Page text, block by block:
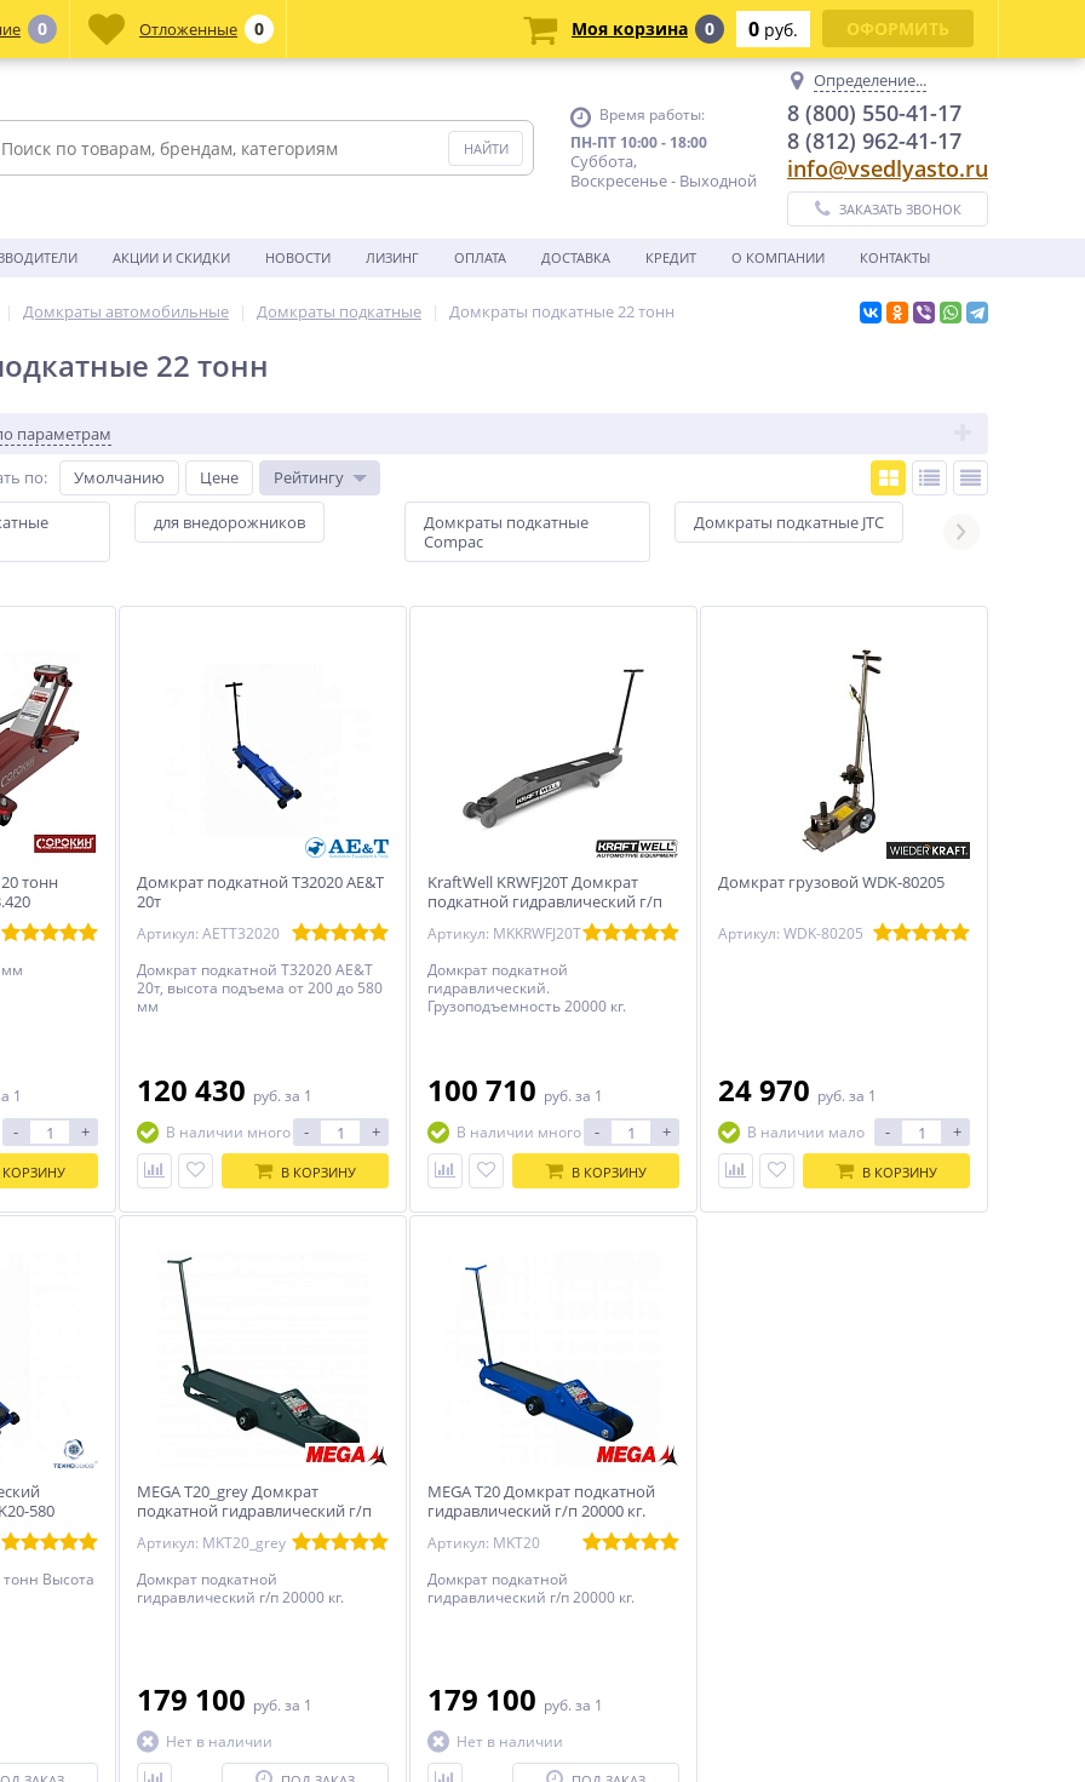
Время работы:
ПН-ПТ 10:00 - 18:00
Суббота,
Воскресенье - Выходной
Определение...
8 (800) 550-41-17
8 (812) 962-41-17
info@vsedlyasto.ru
ЗАКАЗАТЬ ЗВОНОК
АКЦИИ И СКИДКИ НОВОСТИ ЛИЗИНГ ОПЛАТА ДОСТАВКА КРЕДИТ О КОМПАНИИ КОНТАКТЫ
Домкраты автомобильные Домкраты подкатные Домкраты подкатные 22 тонн
22 тонн
параметрам
по: Умолчанию Цене Рейтингу
для внедорожников
Домкраты подкатные
Compac
Домкраты подкатные JTC
тонн
мм
1
- +
КОРЗИНУ
Домкрат подкатной Т32020 AE&T
20т
Артикул: AETT32020
Домкрат подкатной T32020 AE&T
20т, высота подъема от 200 до 580
мм
120 430 руб. за 1
В наличии много
- +
В КОРЗИНУ
KraftWell KRWFJ20T Домкрат
подкатной гидравлический г/п
Артикул: MKKRWFJ20T
Домкрат подкатной
гидравлический.
Грузоподъемность 20000 кг.
100 710 руб. за 1
В наличии много
- +
В КОРЗИНУ
Домкрат грузовой WDK-80205
Артикул: WDK-80205
24 970 руб. за 1
В наличии мало
- +
В КОРЗИНУ
580
тонн Высота
MEGA T20_grey Домкрат
подкатной гидравлический г/п
Артикул: MKT20_grey
Домкрат подкатной
гидравлический г/п 20000 кг.
179 100 руб. за 1
Нет в наличии
MEGA T20 Домкрат подкатной
гидравлический г/п 20000 кг.
Артикул: MKT20
Домкрат подкатной
гидравлический г/п 20000 кг.
179 100 руб. за 1
Нет в наличии
0 Отложенные 0 Моя корзина 0 0 руб. ОФОРМИТЬ